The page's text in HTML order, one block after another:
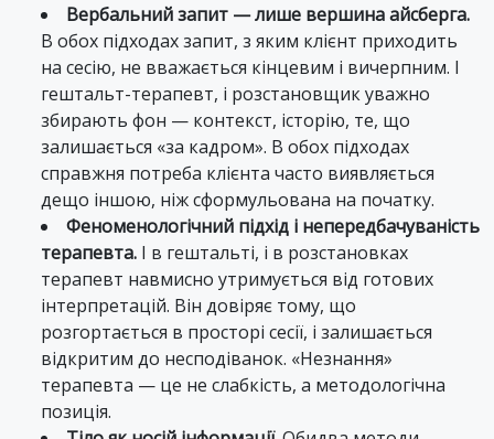
Вербальний запит — лише вершина айсберга.
В обох підходах запит, з яким клієнт приходить
на сесію, не вважається кінцевим і вичерпним. І
гештальт-терапевт, і розстановщик уважно
збирають фон — контекст, історію, те, що
залишається «за кадром». В обох підходах
справжня потреба клієнта часто виявляється
дещо іншою, ніж сформульована на початку.
Феноменологічний підхід і непередбачуваність
терапевта. І в гештальті, і в розстановках
терапевт навмисно утримується від готових
інтерпретацій. Він довіряє тому, що
розгортається в просторі сесії, і залишається
відкритим до несподіванок. «Незнання»
терапевта — це не слабкість, а методологічна
позиція.